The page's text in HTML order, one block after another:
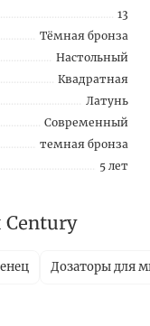
13
Тёмная бронза
Настольный
Квадратная
Латунь
Современный
темная бронза
5 лет
Дозаторы для